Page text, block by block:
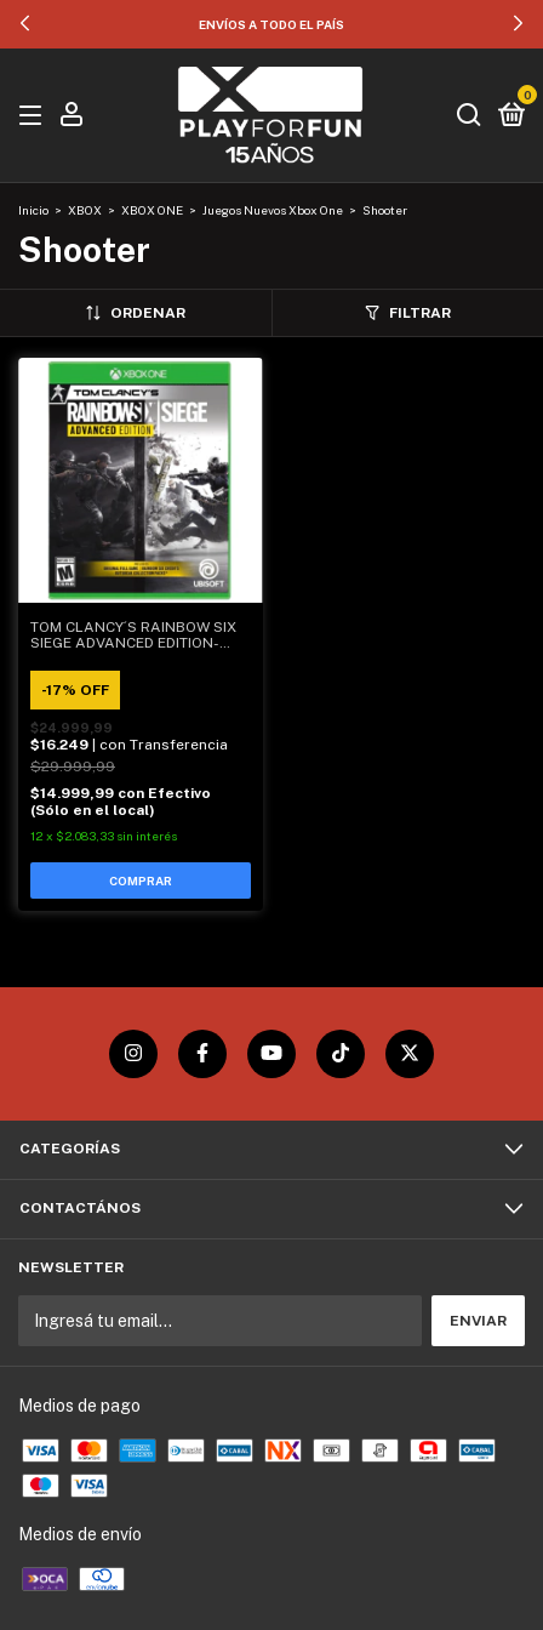
ENVÍOS A TODO EL PAÍS
0
Inicio > XBOX > XBOX ONE > Juegos Nuevos Xbox One > Shooter
Shooter
ORDENAR FILTRAR
TOM CLANCY´S RAINBOW SIX
SIEGE ADVANCED EDITION-
-17% OFF
$24.999,99
$16.249 | con Transferencia
$29.999,99
$14.999,99 con Efectivo
(Sólo en el local)
12 x $2.083,33 sin interés
CATEGORÍAS
CONTACTÁNOS
NEWSLETTER
Medios de pago
Medios de envío